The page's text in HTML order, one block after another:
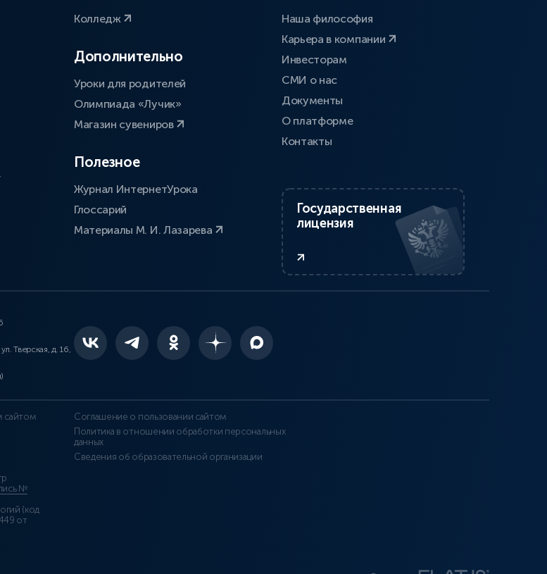
Колледж
Дополнительно
Уроки для родителей
Олимпиада «Лучик»
Магазин сувениров
Полезное
Журнал ИнтернетУрока
Глоссарий
Материалы М. И. Лазарева
Наша философия
Карьера в компании
Инвесторам
СМИ о нас
Документы
О платформе
Контакты
Государственная
лицензия
Тверская, д. 16,
сайтом
№
(код
от
Соглашение о пользовании сайтом
Политика в отношении обработки персональных
данных
Сведения об образовательной организации